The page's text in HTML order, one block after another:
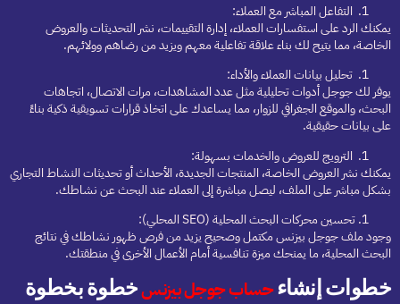
التفاعل المباشر مع العملاء:
يمكنك الرد على استفسارات العملاء، إدارة التقييمات، نشر التحديثات والعروض
الخاصة، مما يتيح لك بناء علاقة تفاعلية معهم ويزيد من رضاهم وولائهم.
تحليل بيانات العملاء والأداء:
يوفر لك جوجل أدوات تحليلية مثل عدد المشاهدات، مرات الاتصال، اتجاهات
البحث، والموقع الجغرافي للزوار، مما يساعدك على اتخاذ قرارات تسويقية ذكية بناءً
على بيانات حقيقية.
الترويج للعروض والخدمات بسهولة:
يمكنك نشر العروض الخاصة، المنتجات الجديدة، الأحداث أو تحديثات النشاط التجاري
بشكل مباشر على الملف، ليصل مباشرة إلى العملاء عند البحث عن نشاطك.
تحسين محركات البحث المحلية (SEO المحلي):
وجود ملف جوجل بيزنس مكتمل وصحيح يزيد من فرص ظهور نشاطك في نتائج
البحث المحلية، ما يمنحك ميزة تنافسية أمام الأعمال الأخرى في منطقتك.
خطوات إنشاءحساب جوجل بيزنسخطوة بخطوة